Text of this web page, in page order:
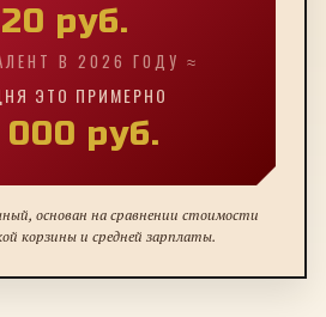
руб.
В 2026 ГОДУ ≈
ЭТО ПРИМЕРНО
000 руб.
основан на сравнении стоимости
корзины и средней зарплаты.